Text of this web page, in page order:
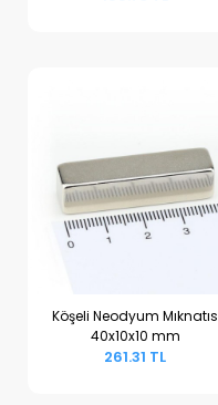
Sepete Ekle
Köşeli Neodyum Mıknatıs
40x10x10 mm
261.31 TL